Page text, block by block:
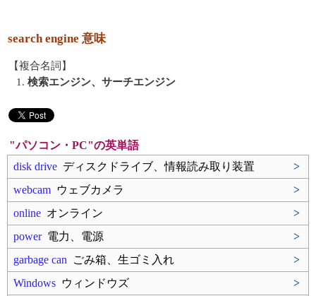
search engine 意味
【複合名詞】
1. 検索エンジン、サーチエンジン
"パソコン・PC"の英単語
disk drive ディスクドライブ、情報読み取り装置
>
webcam ウェブカメラ
>
online オンライン
>
power電力、電源
>
garbage can ごみ箱、生ゴミ入れ
>
Windows ウィンドウズ
>